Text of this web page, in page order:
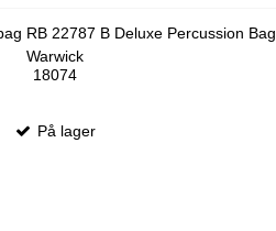
RB 22787 B Deluxe Percussion Bag
Warwick
18074
På lager